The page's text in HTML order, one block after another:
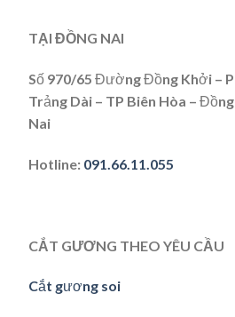
TẠI ĐỒNG NAI
Số 970/65 Đường Đồng Khởi – P
Trảng Dài – TP Biên Hòa – Đồng
Nai
Hotline: 091.66.11.055
CẮT GƯƠNG THEO YÊU CẦU
Cắt gương soi